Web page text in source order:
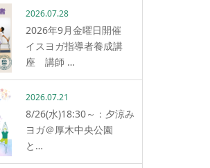
2026.07.28
2026年9月金曜日開催
イスヨガ指導者養成講
座 講師 …
2026.07.21
8/26(水)18:30～：夕涼み
ヨガ＠厚木中央公園
と…